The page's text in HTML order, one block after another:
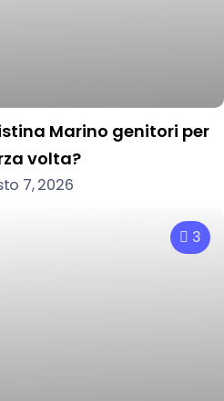
Marino genitori per
volta?
7, 2026
3